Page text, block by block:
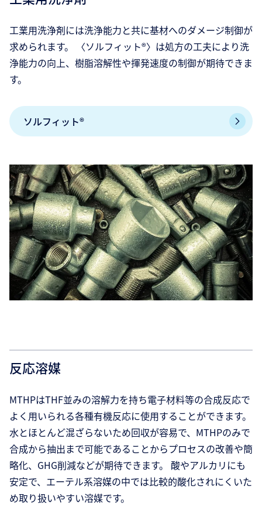
工業用洗浄剤には洗浄能力と共に基材へのダメージ制御が
求められます。 〈ソルフィット®〉は処方の工夫により洗
浄能力の向上、樹脂溶解性や揮発速度の制御が期待できま
す。
ソルフィット®
反応溶媒
MTHPはTHF並みの溶解力を持ち電子材料等の合成反応で
よく用いられる各種有機反応に使用することができます。
水とほとんど混ざらないため回収が容易で、MTHPのみで
合成から抽出まで可能であることからプロセスの改善や簡
略化、GHG削減などが期待できます。 酸やアルカリにも
安定で、エーテル系溶媒の中では比較的酸化されにくいた
め取り扱いやすい溶媒です。